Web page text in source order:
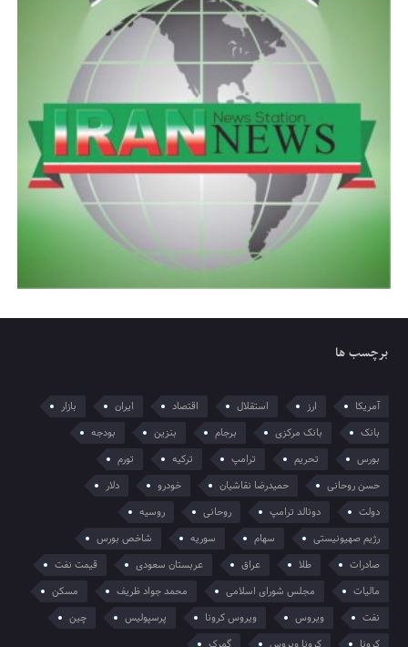
برچسب ها
آمریکا ارز استقلال اقتصاد ایران
بازار
بانک
بانک مرکزی برجام بنزین
بودجه
بورس
تحریم ترامپ ترکیه
تورم
حسن روحانی
حمیدرضا نقاشیان خودرو
دلار
دولت
دونالد ترامپ روحانی
روسیه
رژیم صهیونیستی
سهام سوریه
شاخص بورس
صادرات
طلا عراق عربستان سعودی
قیمت نفت
مالیات
مجلس شورای اسلامی محمد جواد ظریف
مسکن
نفت
ویروس ویروس کرونا پرسپولیس
چین